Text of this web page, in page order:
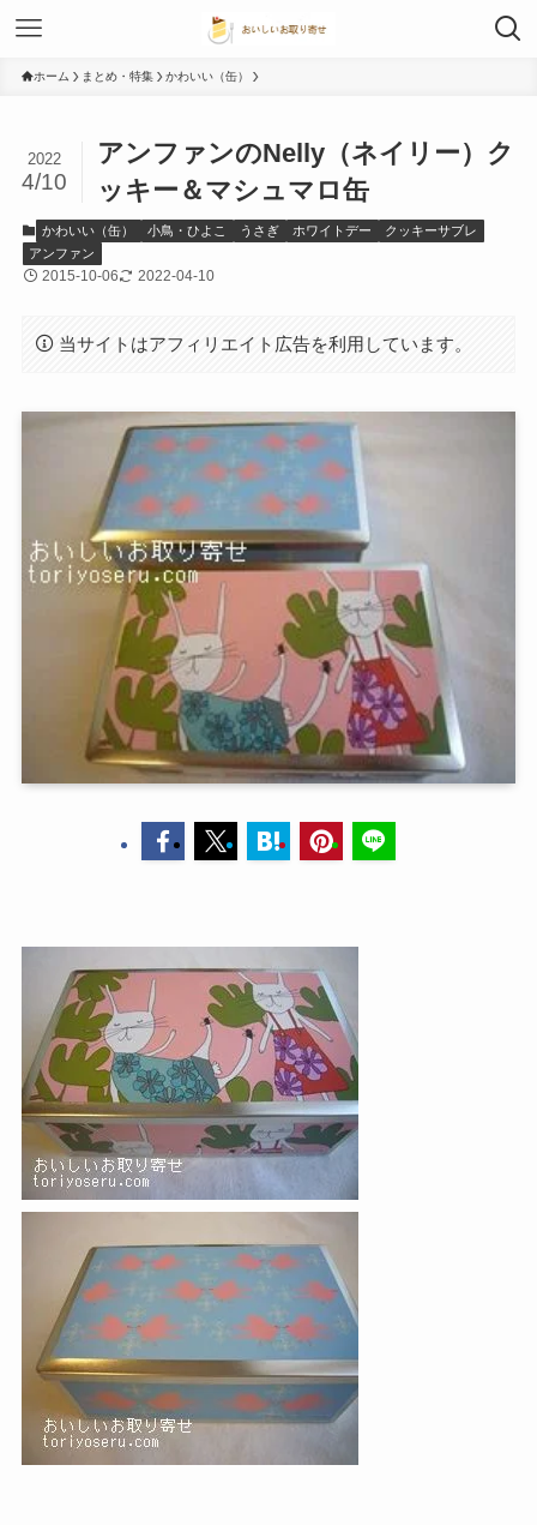
ホーム まとめ・特集 かわいい（缶）
アンファンのNelly（ネイリー）ク
ッキー＆マシュマロ缶
2022
4/10
かわいい（缶） 小鳥・ひよこ うさぎ ホワイトデー
クッキーサブレ
アンファン
2015-10-06 2022-04-10
当サイトはアフィリエイト広告を利用しています。